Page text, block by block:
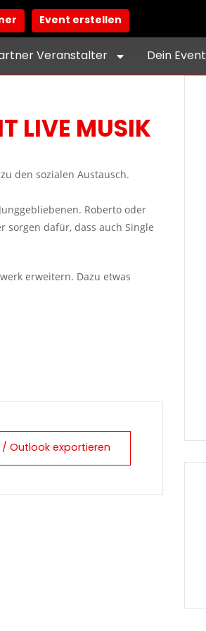
Event erstellen
Veranstalter Dein Event
LIVE MUSIK
den sozialen Austausch.
Roberto oder
sorgen dafür, dass auch Single
erweitern. Dazu etwas
/ Outlook exportieren